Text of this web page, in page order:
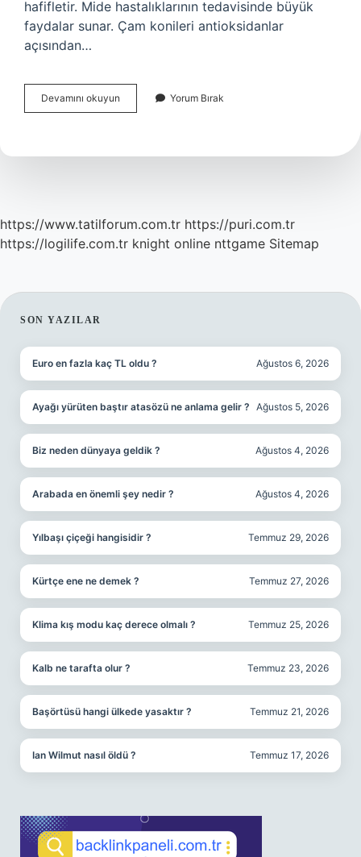
hafifletir. Mide hastalıklarının tedavisinde büyük
faydalar sunar. Çam konileri antioksidanlar
açısından…
Devamını okuyun
Kozalağı
Mi
Yorum Bırak
https://www.tatilforum.com.tr https://puri.com.tr
https://logilife.com.tr knight online nttgame Sitemap
SIDEBAR
SON YAZILAR
Euro en fazla kaç TL oldu ? Ağustos 6, 2026
Ayağı yürüten baştır atasözü ne anlama gelir ? Ağustos 5, 2026
Biz neden dünyaya geldik ? Ağustos 4, 2026
Arabada en önemli şey nedir ? Ağustos 4, 2026
Yılbaşı çiçeği hangisidir ? Temmuz 29, 2026
Kürtçe ene ne demek ? Temmuz 27, 2026
Klima kış modu kaç derece olmalı ? Temmuz 25, 2026
Kalb ne tarafta olur ? Temmuz 23, 2026
Başörtüsü hangi ülkede yasaktır ? Temmuz 21, 2026
Ian Wilmut nasıl öldü ? Temmuz 17, 2026